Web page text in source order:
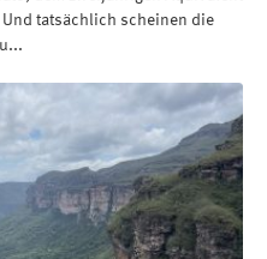
Und tatsächlich scheinen die